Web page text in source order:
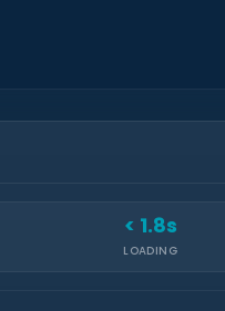
< 1.8s
LOADING